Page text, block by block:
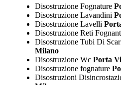
Disostruzione Fognature
Disostruzione Lavandini
Disostruzione Lavelli
Disostruzione Reti
Disostruzione Tubi Di
Milano
Disostruzione WcPorta
Disostruzione fognature
Disostruzioni